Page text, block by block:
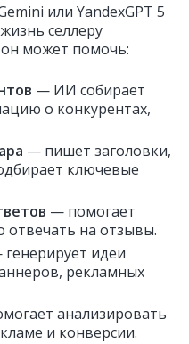
или YandexGPT 5
селлеру
он может помочь:
— ИИ собирает
о конкурентах,
— пишет заголовки,
ключевые
— помогает
отвечать на отзывы.
идеи
рекламных
анализировать
и конверсии.